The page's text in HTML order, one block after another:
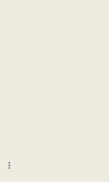
more_vert